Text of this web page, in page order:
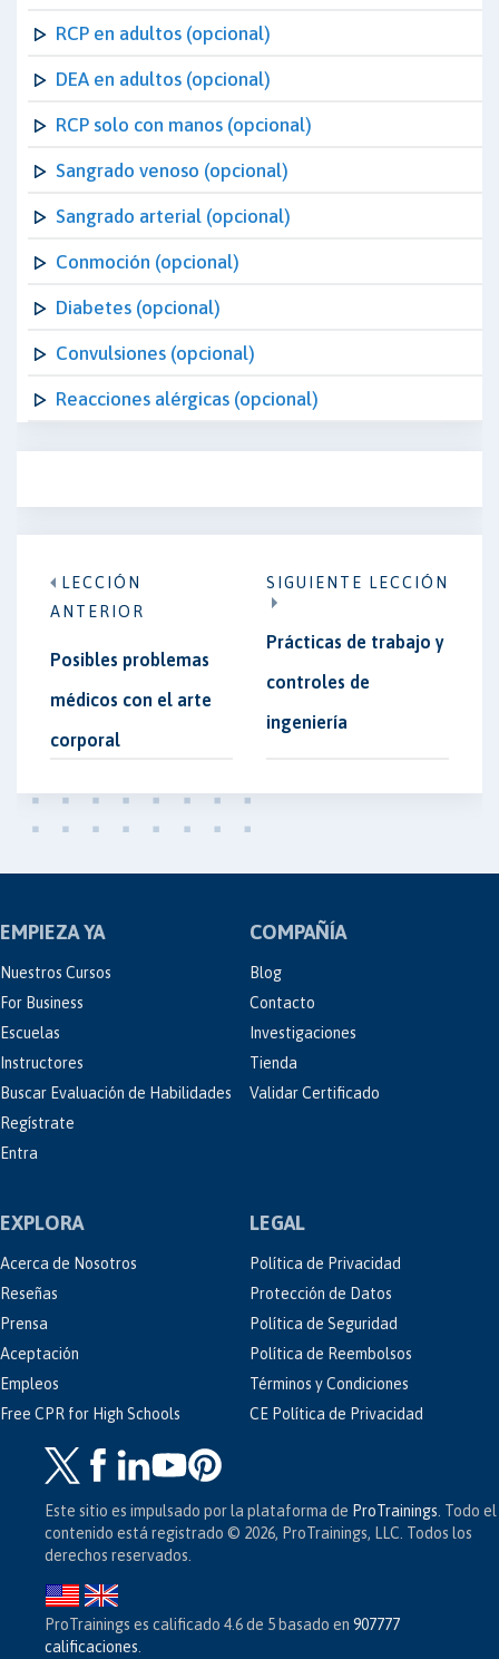
RCP en adultos (opcional)
DEA en adultos (opcional)
RCP solo con manos (opcional)
Sangrado venoso (opcional)
Sangrado arterial (opcional)
Conmoción (opcional)
Diabetes (opcional)
Convulsiones (opcional)
Reacciones alérgicas (opcional)
LECCIÓN
ANTERIOR
Posibles problemas
médicos con el arte
corporal
SIGUIENTE LECCIÓN
Prácticas de trabajo y
controles de
ingeniería
EMPIEZA YA
Nuestros Cursos
For Business
Escuelas
Instructores
Buscar Evaluación de Habilidades
Regístrate
Entra
COMPAÑÍA
Blog
Contacto
Investigaciones
Tienda
Validar Certificado
EXPLORA
Acerca de Nosotros
Reseñas
Prensa
Aceptación
Empleos
Free CPR for High Schools
LEGAL
Política de Privacidad
Protección de Datos
Política de Seguridad
Política de Reembolsos
Términos y Condiciones
CE Política de Privacidad
Este sitio es impulsado por la plataforma de ProTrainings . Todo el
contenido está registrado © 2026, ProTrainings, LLC. Todos los
derechos reservados.
ProTrainings es calificado 4.6de 5 basado en 907777
calificaciones